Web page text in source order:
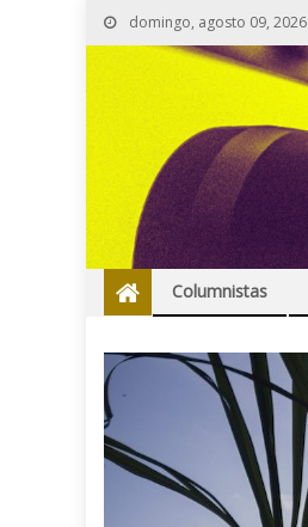
domingo, agosto 09, 2026
Columnistas